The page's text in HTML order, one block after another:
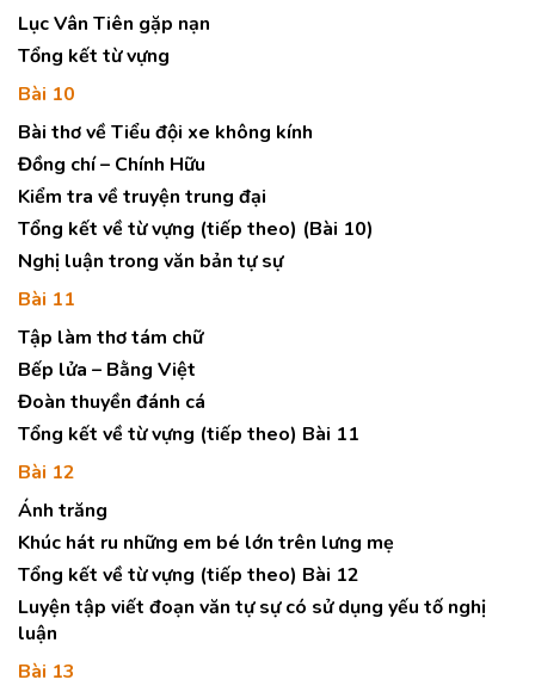
Lục Vân Tiên gặp nạn
Tổng kết từ vựng
Bài 10
Bài thơ về Tiểu đội xe không kính
Đồng chí – Chính Hữu
Kiểm tra về truyện trung đại
Tổng kết về từ vựng (tiếp theo) (Bài 10)
Nghị luận trong văn bản tự sự
Bài 11
Tập làm thơ tám chữ
Bếp lửa – Bằng Việt
Đoàn thuyền đánh cá
Tổng kết về từ vựng (tiếp theo) Bài 11
Bài 12
Ánh trăng
Khúc hát ru những em bé lớn trên lưng mẹ
Tổng kết về từ vựng (tiếp theo) Bài 12
Luyện tập viết đoạn văn tự sự có sử dụng yếu tố nghị
luận
Bài 13